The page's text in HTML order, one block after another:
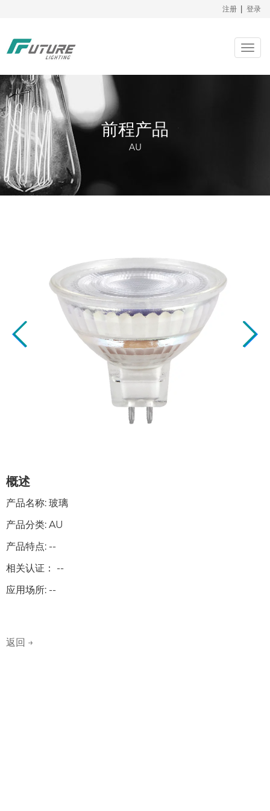
注册 登录
前程产品
AU
概述
产品名称: 玻璃
产品分类: AU
产品特点: --
相关认证： --
应用场所: --
返回 →